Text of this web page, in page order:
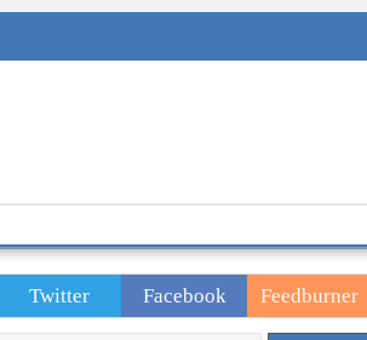
Twitter Facebook Feedburner